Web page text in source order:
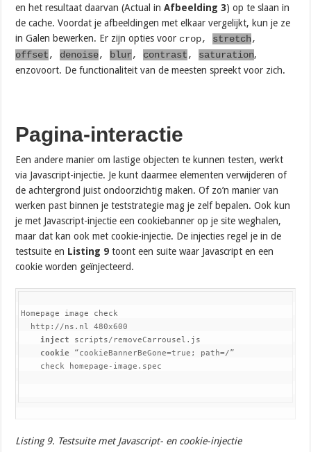
en het resultaat daarvan (Actual inAfbeelding 3) op te slaan in
de cache. Voordat je afbeeldingen met elkaar vergelijkt, kun je ze
in Galen bewerken. Er zijn opties voor crop, stretch,
offset, denoise, blur, contrast, saturation,
enzovoort. De functionaliteit van de meesten spreekt voor zich.
Pagina-interactie
Een andere manier om lastige objecten te kunnen testen, werkt
via Javascript-injectie. Je kunt daarmee elementen verwijderen of
de achtergrond juist ondoorzichtig maken. Of zo’n manier van
werken past binnen je teststrategie mag je zelf bepalen. Ook kun
je met Javascript-injectie een cookiebanner op je site weghalen,
maar dat kan ook met cookie-injectie. De injecties regel je in de
testsuite en Listing 9 toont een suite waar Javascript en een
cookie worden geïnjecteerd.
Homepage image check
  http://ns.nl 480x600
inject scripts/removeCarrousel.js
cookie “cookieBannerBeGone=true; path=/”
    check homepage-image.spec
Listing 9. Testsuite met Javascript- en cookie-injectie